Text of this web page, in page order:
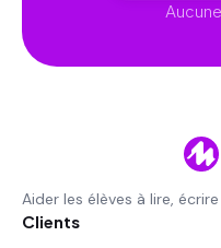
Aider les élèves à lire,
Clients